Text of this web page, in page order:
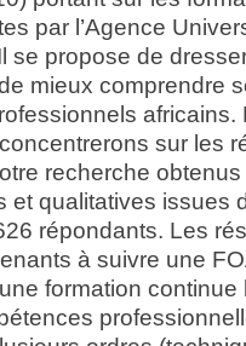
par l’Agence
se propose de
mieux comprendre
africains.
sur les
recherche
et qualitatives issues
répondants. Les
à suivre une
formation